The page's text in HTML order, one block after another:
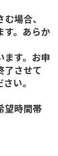
場合、
す。あらか
す。お申
了させて
い。
望時間帯